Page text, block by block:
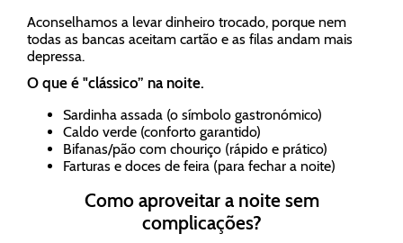
Aconselhamos a levar dinheiro trocado, porque nem
todas as bancas aceitam cartão e as filas andam mais
depressa.
O que é "clássico” na noite.
Sardinha assada (o símbolo gastronómico)
Caldo verde (conforto garantido)
Bifanas/pão com chouriço (rápido e prático)
Farturas e doces de feira (para fechar a noite)
Como aproveitar a noite sem
complicações?